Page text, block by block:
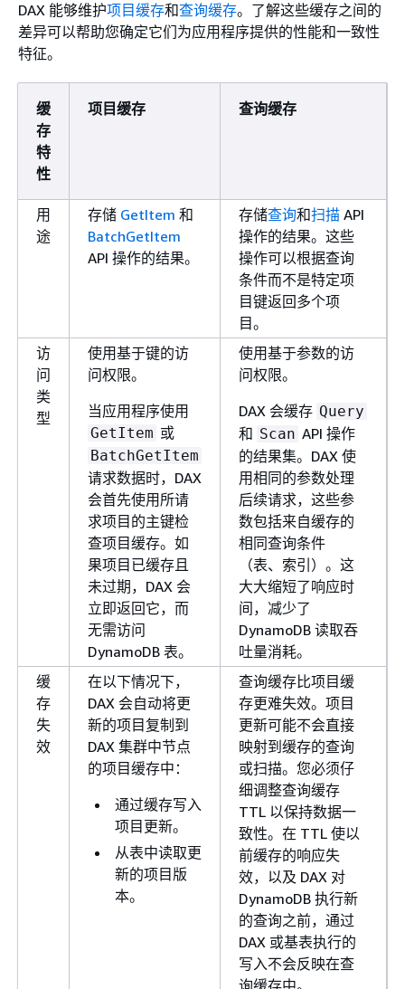
DAX 能够维护项目缓存和查询缓存。了解这些缓存之间的
差异可以帮助您确定它们为应用程序提供的性能和一致性
特征。
缓
存
特
性
项目缓存 查询缓存
用
途
存储 GetItem 和
BatchGetItem
API 操作的结果。
存储查询和扫描 API
操作的结果。这些
操作可以根据查询
条件而不是特定项
目键返回多个项
目。
访
问
类
型
使用基于键的访
问权限。
当应用程序使用
GetItem 或
BatchGetItem
请求数据时，DAX
会首先使用所请
求项目的主键检
查项目缓存。如
果项目已缓存且
未过期，DAX 会
立即返回它，而
无需访问
DynamoDB 表。
使用基于参数的访
问权限。
DAX 会缓存 Query
和 Scan API 操作
的结果集。DAX 使
用相同的参数处理
后续请求，这些参
数包括来自缓存的
相同查询条件
（表、索引）。这
大大缩短了响应时
间，减少了
DynamoDB 读取吞
吐量消耗。
缓
存
失
效
在以下情况下，
DAX 会自动将更
新的项目复制到
DAX 集群中节点
的项目缓存中：
通过缓存写入
项目更新。
从表中读取更
新的项目版
本。
查询缓存比项目缓
存更难失效。项目
更新可能不会直接
映射到缓存的查询
或扫描。您必须仔
细调整查询缓存
TTL 以保持数据一
致性。在 TTL 使以
前缓存的响应失
效，以及 DAX 对
DynamoDB 执行新
的查询之前，通过
DAX 或基表执行的
写入不会反映在查
询缓存中。